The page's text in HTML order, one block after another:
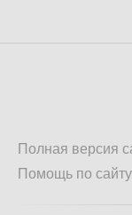
Полная версия
Помощь по сайту